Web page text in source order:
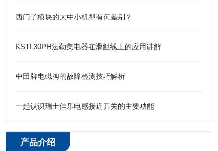
西门子模块的大中小机型有何差别？
KSTL30PH法勒集电器在滑触线上的应用讲解
中田牌电磁阀的故障检测技巧解析
一起认识瑞士佳乐电感接近开关的主要功能
产品介绍